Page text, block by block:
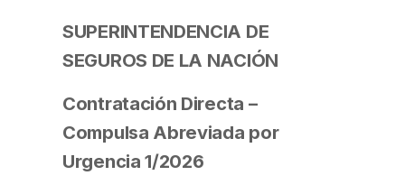
SUPERINTENDENCIA DE
SEGUROS DE LA NACIÓN
Contratación Directa –
Compulsa Abreviada por
Urgencia 1/2026